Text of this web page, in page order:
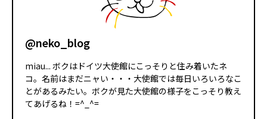
@neko_blog
miau... ボクはドイツ大使館にこっそりと住み着いたネ
コ。名前はまだニャい・・・大使館では毎日いろいろなこ
とがあるみたい。ボクが見た大使館の様子をこっそり教え
てあげるね！=^_^=